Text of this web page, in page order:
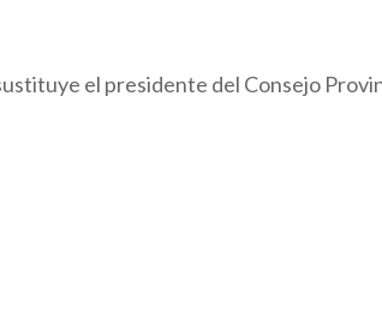
el presidente del Consejo